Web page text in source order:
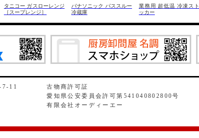
タニコー ガスローレンジ
［スープレンジ］
パナソニック パススルー
冷蔵庫
業務用 超低温 冷凍スト
ッカー
11
古物商許可証
愛知県公安委員会許可第541040802800号
有限会社オーディーエー